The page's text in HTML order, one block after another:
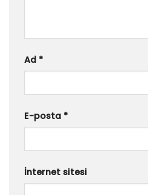
Ad *
E-posta *
İnternet sitesi